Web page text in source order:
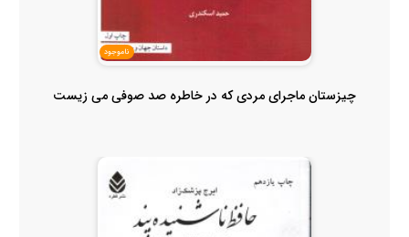
ناموجود
چیزستان ماجرای مردی که در خاطره صد صوفی می زیست